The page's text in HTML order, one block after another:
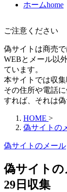
ホームhome
ご注意ください
偽サイトは商売
WEBとメール以
ています。
本サイトでは収
その住所や電話
すれば、それは偽
HOME >
偽サイトの
偽サイトのメール
偽サイトの
29日収集